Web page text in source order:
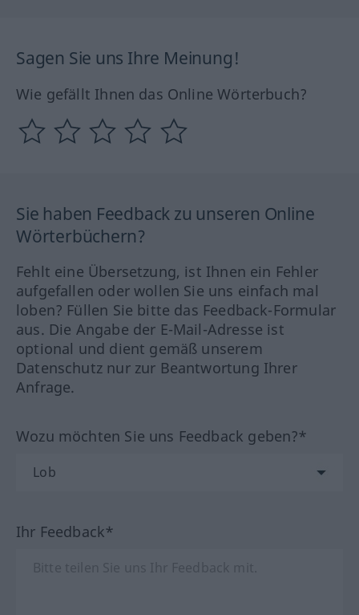
Sagen Sie uns Ihre Meinung!
Wie gefällt Ihnen das Online Wörterbuch?
Sie haben Feedback zu unseren Online
Wörterbüchern?
Fehlt eine Übersetzung, ist Ihnen ein Fehler
aufgefallen oder wollen Sie uns einfach mal
loben? Füllen Sie bitte das Feedback-Formular
aus. Die Angabe der E-Mail-Adresse ist
optional und dient gemäß unserem
Datenschutz nur zur Beantwortung Ihrer
Anfrage.
Wozu möchten Sie uns Feedback geben?*
Ihr Feedback*